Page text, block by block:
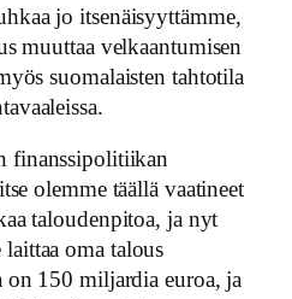
jo itsenäisyyttämme,
muuttaa velkaantumisen
suomalaisten tahtotila
finanssipolitiikan
olemme täällä vaatineet
taloudenpitoa, ja nyt
oma talous
150 miljardia euroa, ja